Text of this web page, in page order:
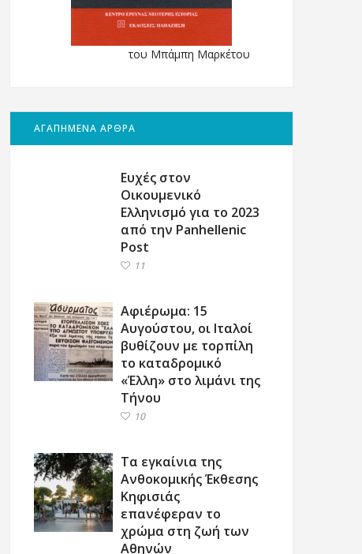
του Μπάμπη Μαρκέτου
ΑΓΑΠΗΜΕΝΑ ΑΡΘΡΑ
Ευχές στον
Οικουμενικό
Ελληνισμό για το 2023
από την Panhellenic
Post
11
Αφιέρωμα: 15
Αυγούστου, οι Ιταλοί
βυθίζουν με τορπίλη
το καταδρομικό
«Έλλη» στο λιμάνι της
Τήνου
10
Τα εγκαίνια της
Ανθοκομικής Έκθεσης
Κηφισιάς
επανέφεραν το
χρώμα στη ζωή των
Αθηνών